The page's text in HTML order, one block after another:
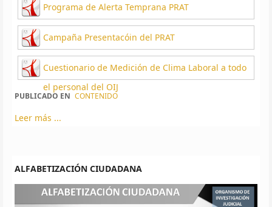
Programa de Alerta Temprana PRAT
Campaña Presentacóin del PRAT
Cuestionario de Medición de Clima Laboral a todo
el personal del OIJ
PUBLICADO EN CONTENIDO
Leer más ...
ALFABETIZACIÓN CIUDADANA